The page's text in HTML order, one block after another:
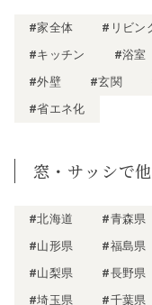
#家全体 #リビン
#キッチン
#浴室
#外壁
#玄関
#省エネ化
窓・サッシで
#北海道 #青森県
#山形県
#福島県
#山梨県
#長野県
#埼玉県
#千葉県